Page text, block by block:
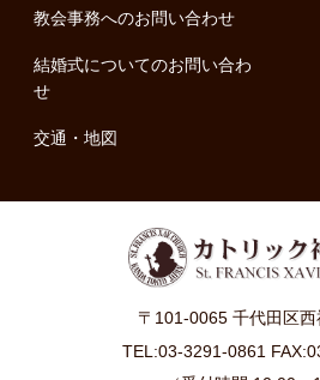
教会事務へのお問い合わせ
結婚式についてのお問い合わ
せ
交通・地図
〒101-0065 千代田区
TEL:03-3291-0861